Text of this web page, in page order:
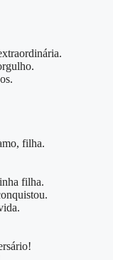
filha.
filha.